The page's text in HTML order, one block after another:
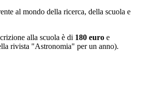
al mondo della ricerca, della scuola e
alla scuola è di 180 euro e
rivista "Astronomia" per un anno).